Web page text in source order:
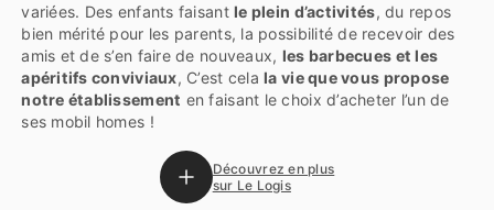
variées. Des enfants faisantle plein d’activités, du repos
bien mérité pour les parents, la possibilité de recevoir des
amis et de s’en faire de nouveaux, les barbecues et les
apéritifs conviviaux, C’est celala vie que vous propose
notre établissement en faisant le choix d’acheter l’un de
ses mobil homes !
Découvrez en plus
sur Le Logis